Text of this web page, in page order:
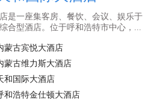
是一座集客房、餐饮、会议、娱乐于
合型酒店。位于呼和浩特市中心，...
蒙古宾悦大酒店
蒙古维力斯大酒店
和国际大酒店
和浩特金仕顿大酒店